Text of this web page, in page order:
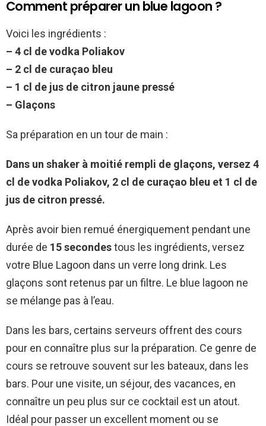
Comment préparer un blue lagoon ?
Voici les ingrédients :
– 4 cl de vodka Poliakov
– 2 cl de curaçao bleu
– 1 cl de jus de citron jaune pressé
– Glaçons
Sa préparation en un tour de main :
Dans un shaker à moitié rempli de glaçons, versez 4
cl de vodka Poliakov, 2 cl de curaçao bleu et 1 cl de
jus de citron pressé.
Après avoir bien remué énergiquement pendant une
durée de 15 secondestous les ingrédients, versez
votre Blue Lagoon dans un verre long drink. Les
glaçons sont retenus par un filtre. Le blue lagoon ne
se mélange pas à l’eau.
Dans les bars, certains serveurs offrent des cours
pour en connaître plus sur la préparation. Ce genre de
cours se retrouve souvent sur les bateaux, dans les
bars. Pour une visite, un séjour, des vacances, en
connaître un peu plus sur ce cocktail est un atout.
Idéal pour passer un excellent moment ou se